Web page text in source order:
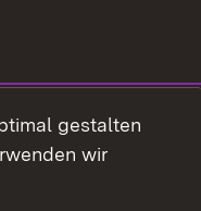
gestalten
wir